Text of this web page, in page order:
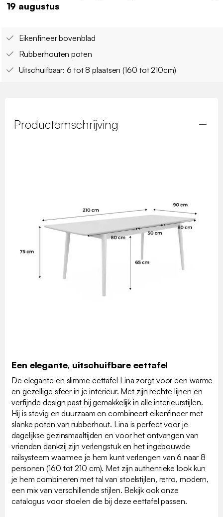
19 augustus
Eikenfineer bovenblad
Rubberhouten poten
Uitschuifbaar: 6 tot 8 plaatsen (160 tot 210cm)
Productomschrijving
Een elegante, uitschuifbare eettafel
De elegante en slimme eettafel Lina zorgt voor een warme
en gezellige sfeer in je interieur. Met zijn rechte lijnen en
verfijnde design past hij gemakkelijk in alle interieurstijlen.
Hij is stevig en duurzaam en combineert eikenfineer met
slanke poten van rubberhout. Lina is perfect voor je
dagelijkse gezinsmaaltijden en voor het ontvangen van
vrienden dankzij zijn verlengstuk en het ingebouwde
railsysteem waarmee je hem kunt verlengen van 6 naar 8
personen (160 tot 210 cm). Met zijn authentieke look kun
je hem combineren met tal van stoelstijlen, retro, modern,
een mix van verschillende stijlen. Bekijk ook onze
catalogus voor stoelen die bij deze eettafel passen.